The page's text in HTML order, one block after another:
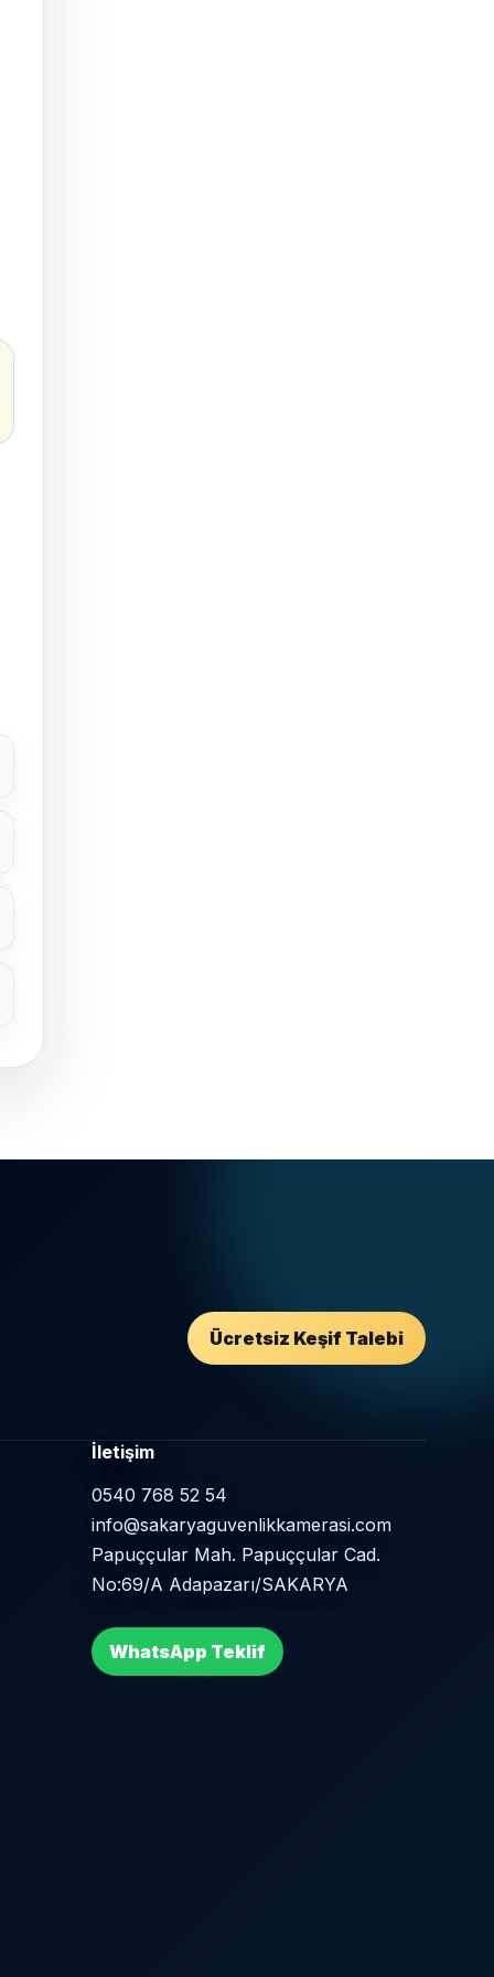
Ücretsiz Keşif Talebi
İletişim
0540 768 52 54
info@sakaryaguvenlikkamerasi.com
Papuççular Mah. Papuççular Cad.
No:69/A Adapazarı/SAKARYA
WhatsApp Teklif